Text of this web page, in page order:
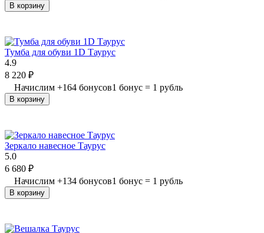
В корзину
Тумба для обуви 1D Таурус
4.9
8 220 ₽
Начислим +164 бонусов1 бонус = 1 рубль
В корзину
Зеркало навесное Таурус
5.0
6 680 ₽
Начислим +134 бонусов1 бонус = 1 рубль
В корзину